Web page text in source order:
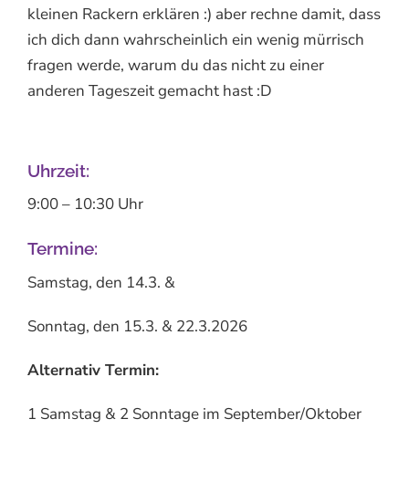
kleinen Rackern erklären :) aber rechne damit, dass
ich dich dann wahrscheinlich ein wenig mürrisch
fragen werde, warum du das nicht zu einer
anderen Tageszeit gemacht hast :D
Uhrzeit:
9:00 – 10:30 Uhr
Termine:
Samstag, den 14.3. &
Sonntag, den 15.3. & 22.3.2026
Alternativ Termin:
1 Samstag & 2 Sonntage im September/Oktober